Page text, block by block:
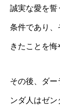
誠実な愛を誓
条件であり、
きたことを悔
その後、ダ
ンダ人はゼ